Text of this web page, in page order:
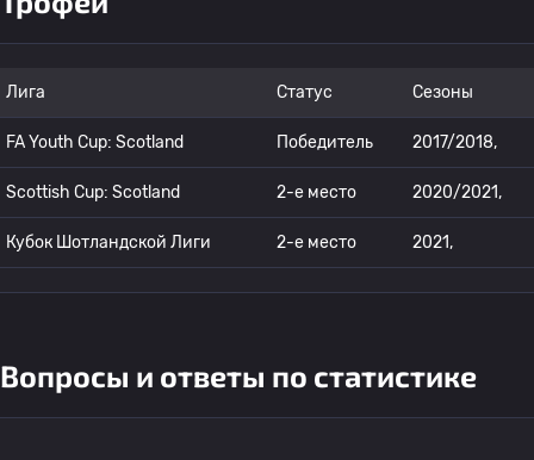
Лига Статус Сезоны
FA Youth Cup: Scotland Победитель 2017/2018,
Scottish Cup: Scotland 2-е место 2020/2021,
Кубок Шотландской Лиги 2-е место 2021,
Вопросы и ответы по статистике